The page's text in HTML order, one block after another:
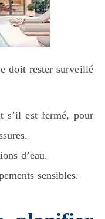
doit rester surveillé
s’il est fermé, pour
d’eau.
sensibles.